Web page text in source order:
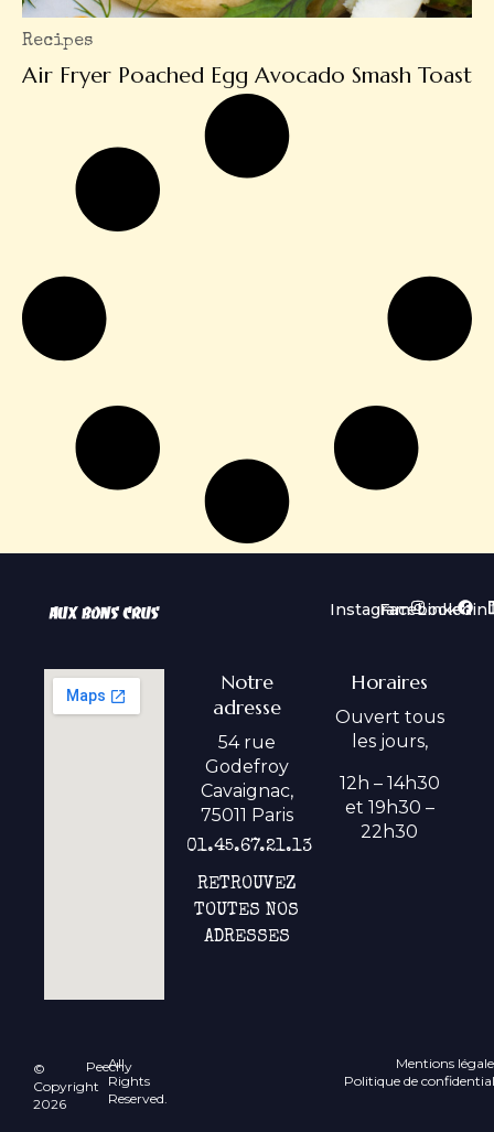
Recipes
Air Fryer Poached Egg Avocado Smash Toast
InstagramFacebook
Linkedin
Notre
adresse
54 rue
Godefroy
Cavaignac,
75011 Paris
01.45.67.21.13
RETROUVEZ
TOUTES NOS
ADRESSES
Horaires
Ouvert tous
les jours,
12h – 14h30
et 19h30 –
22h30
©
Copyright
2026
Peechy
All
Rights
Reserved.
Mentions
Politique de